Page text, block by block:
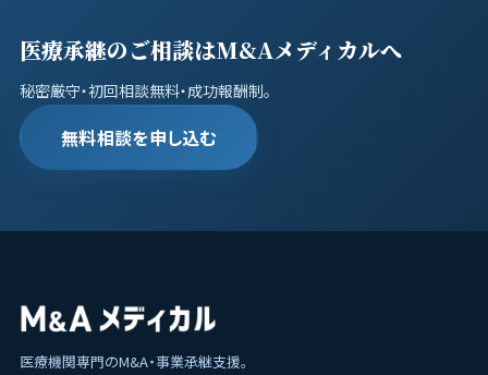
医療承継のご相談はM&Aメディカルへ
秘密厳守・初回相談無料・成功報酬制。
無料相談を申し込む
医療機関専門のM&A・事業承継支援。